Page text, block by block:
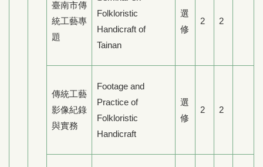
臺南市傳
統工藝專
題
Folkloristic
Handicraft of
Tainan
選
修
2 2
傳統工藝
影像紀錄
與實務
Footage and
Practice of
Folkloristic
Handicraft
選
修
2 2